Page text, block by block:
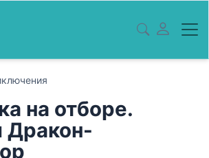
на отборе.
Дракон-